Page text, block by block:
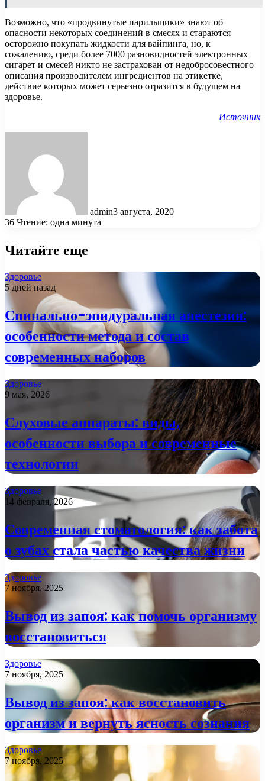
Возможно, что «продвинутые парильщики» знают об
опасности некоторых соединений в смесях и стараются
осторожно покупать жидкости для вайпинга, но, к
сожалению, среди более 7000 разновидностей электронных
сигарет и смесей никто не застрахован от недобросовестного
описания производителем ингредиентов на этикетке,
действие которых может серьезно отразится в будущем на
здоровье.
Источник
admin3 августа, 2020
36 Чтение: одна минута
Читайте еще
Здоровье
5 дней назад
Спинально-эпидуральная анестезия:
особенности метода и состав
современных наборов
Здоровье
9 мая, 2026
Слуховые аппараты: виды,
особенности выбора и современные
технологии
Здоровье
14 февраля, 2026
Современная стоматология: как забота
о зубах стала частью качества жизни
Здоровье
7 ноября, 2025
Вывод из запоя: как помочь организму
восстановиться
Здоровье
7 ноября, 2025
Вывод из запоя: как восстановить
организм и вернуть ясность сознания
Здоровье
7 ноября, 2025